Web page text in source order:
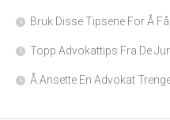
Bruk Disse Tipsene For Å
Topp Advokattips Fra De
Å Ansette En Advokat